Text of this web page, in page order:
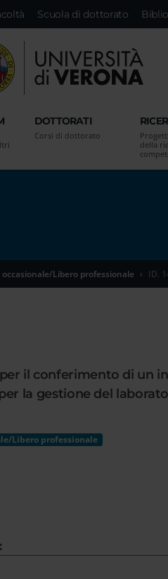
Scuola di dottorato
DOTTORATI
Corsi di dottorato
della
Libero professionale ID.
il conferimento di un
per la gestione del
Libero professionale